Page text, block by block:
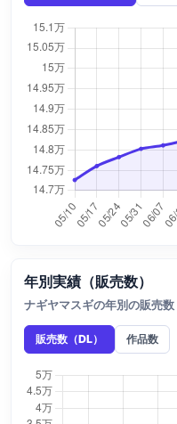
年別実績（販売数）
ナギヤマスギの年別の販売数
販売数（DL） 作品数